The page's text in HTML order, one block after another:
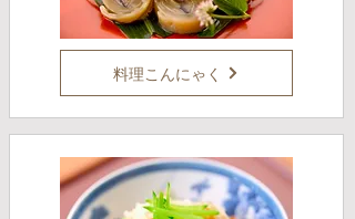
料理こんにゃく